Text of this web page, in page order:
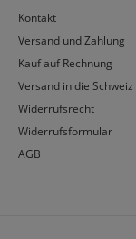
Kontakt
Versand und Zahlung
Kauf auf Rechnung
Versand in die Schweiz
Widerrufsrecht
Widerrufsformular
AGB